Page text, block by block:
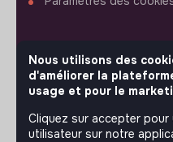
SUIVEZ-NOUS
Nous utilisons des
d'améliorer la
usage et pour le
Cliquez sur accepter pour
utilisateur sur notre